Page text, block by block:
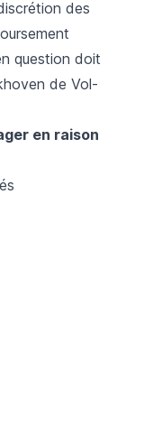
des
question doit
de Vol-
en raison